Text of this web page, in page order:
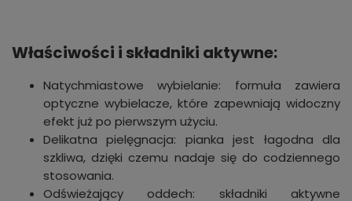
Właściwości i składniki aktywne:
Natychmiastowe wybielanie: formuła zawiera
optyczne wybielacze, które zapewniają widoczny
efekt już po pierwszym użyciu.
Delikatna pielęgnacja: pianka jest łagodna dla
szkliwa, dzięki czemu nadaje się do codziennego
stosowania.
Odświeżający oddech: składniki aktywne